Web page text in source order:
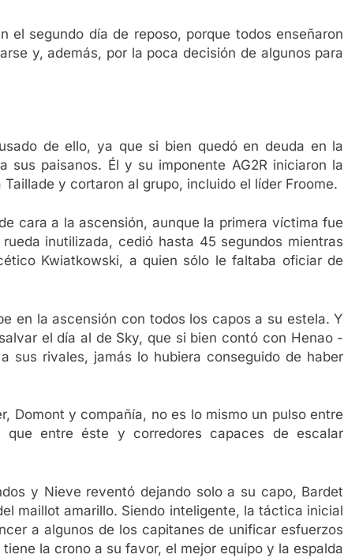
el segundo día de reposo, porque todos enseñaron
y, además, por la poca decisión de algunos para
de ello, ya que si bien quedó en deuda en la
paisanos. Él y su imponente AG2R iniciaron la
y cortaron al grupo, incluido el líder Froome.
cara a la ascensión, aunque la primera víctima fue
inutilizada, cedió hasta 45 segundos mientras
Kwiatkowski, a quien sólo le faltaba oficiar de
en la ascensión con todos los capos a su estela. Y
el día al de Sky, que si bien contó con Henao -
sus rivales, jamás lo hubiera conseguido de haber
Domont y compañía, no es lo mismo un pulso entre
entre éste y corredores capaces de escalar
y Nieve reventó dejando solo a su capo, Bardet
maillot amarillo. Siendo inteligente, la táctica inicial
a algunos de los capitanes de unificar esfuerzos
la crono a su favor, el mejor equipo y la espalda